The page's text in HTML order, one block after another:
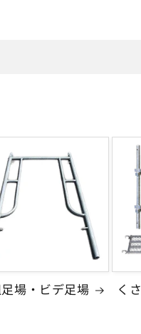
場・ビデ足場 く